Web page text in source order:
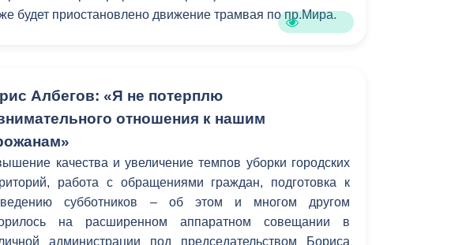
будет приостановлено движение трамвая по пр.Мира.
Албегов: «Я не потерплю
отношения к нашим
качества и увеличение темпов уборки городских
работа с обращениями граждан, подготовка к
субботников – об этом и многом другом
на расширенном аппаратном совещании в
администрации под председательством Бориса